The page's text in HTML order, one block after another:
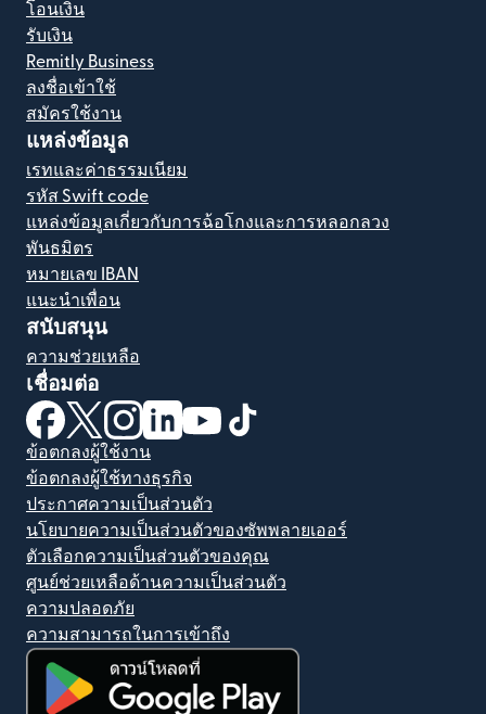
โอนเงิน
รับเงิน
Remitly Business
ลงชื่อเข้าใช้
สมัครใช้งาน
แหล่งข้อมูล
เรทและค่าธรรมเนียม
รหัส Swift code
แหล่งข้อมูลเกี่ยวกับการฉ้อโกงและการหลอกลวง
พันธมิตร
หมายเลข IBAN
แนะนำเพื่อน
สนับสนุน
ความช่วยเหลือ
เชื่อมต่อ
(เปิดในหน้าต่างใหม่)
(เปิดในหน้าต่างใหม่)
(เปิดในหน้าต่างใหม่)
(เปิดในหน้าต่างใหม่)
(เปิดในหน้าต่างใหม่)
ข้อตกลงผู้ใช้งาน
ข้อตกลงผู้ใช้ทางธุรกิจ
ประกาศความเป็นส่วนตัว
นโยบายความเป็นส่วนตัวของซัพพลายเออร์
ตัวเลือกความเป็นส่วนตัวของคุณ
ศูนย์ช่วยเหลือด้านความเป็นส่วนตัว
ความปลอดภัย
ความสามารถในการเข้าถึง